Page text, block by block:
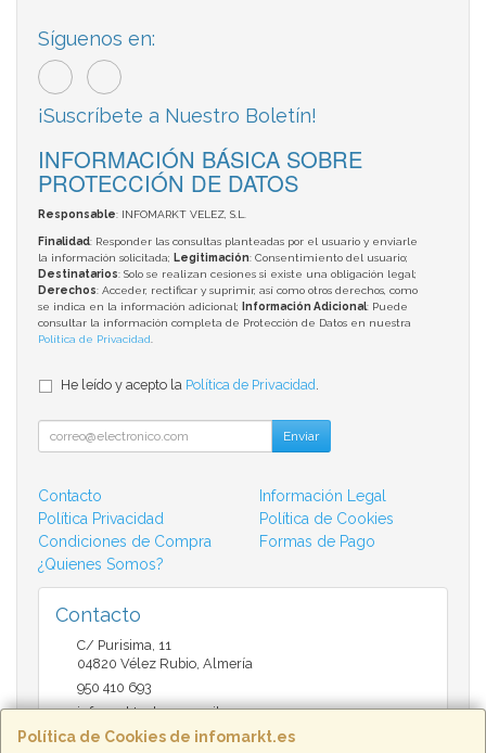
Política de Cookies de infomarkt.es
Síguenos en:
¡Suscríbete a Nuestro Boletín!
INFORMACIÓN BÁSICA SOBRE
PROTECCIÓN DE DATOS
Responsable: INFOMARKT VELEZ, S.L.
Finalidad: Responder las consultas planteadas por el usuario y enviarle
la información solicitada; Legitimación: Consentimiento del usuario;
Destinatarios: Solo se realizan cesiones si existe una obligación legal;
Derechos: Acceder, rectificar y suprimir, así como otros derechos, como
se indica en la información adicional;
Información Adicional: Puede
consultar la información completa de Protección de Datos en nuestra
Política de Privacidad
He leído y acepto la Política de Privacidad
Enviar
Contacto
Información Legal
Política Privacidad
Política de Cookies
Condiciones de Compra
Formas de Pago
¿Quienes Somos?
Contacto
C/ Purisima, 11
04820 Vélez Rubio Almería
950 410 693
infomarktvelez@gmail.com